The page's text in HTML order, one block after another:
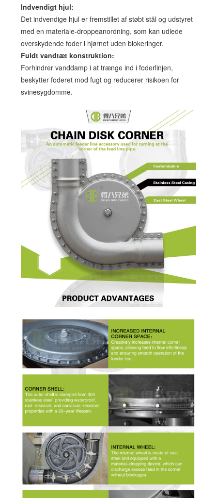
Indvendigt hjul:
Det indvendige hjul er fremstillet af støbt stål og udstyret
med en materiale-droppeanordning, som kan udlede
overskydende foder i hjørnet uden blokeringer.
Fuldt vandtæt konstruktion:
Forhindrer vanddamp i at trænge ind i foderlinjen,
beskytter foderet mod fugt og reducerer risikoen for
svinesygdomme.